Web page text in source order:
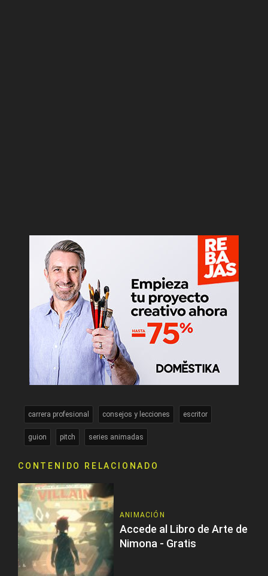
carrera profesional consejos y lecciones escritor
guion pitch series animadas
CONTENIDO RELACIONADO
ANIMACIÓN
Accede al Libro de Arte de
Nimona - Gratis